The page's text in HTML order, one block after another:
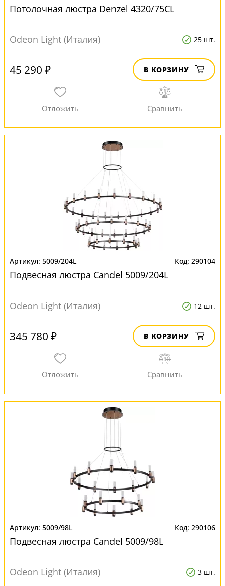
Потолочная люстра Denzel 4320/75CL
Odeon Light (Италия) 25 шт.
45 290 ₽ В КОРЗИНУ
5009/204L 290104
Подвесная люстра Candel 5009/204L
Odeon Light (Италия) 12 шт.
345 780 ₽ В КОРЗИНУ
5009/98L 290106
Подвесная люстра Candel 5009/98L
Odeon Light (Италия) 3 шт.